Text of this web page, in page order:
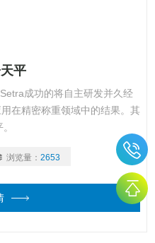
平
成功的将自主研发并久经
在精密称重领域中的结果。其
浏览量： 2653